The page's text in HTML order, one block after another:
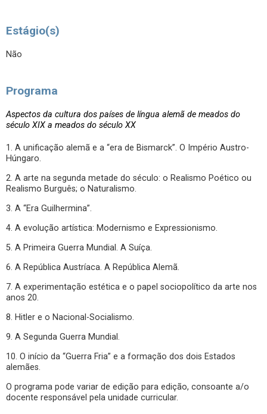
Estágio(s)
Não
Programa
Aspectos da cultura dos países de língua alemã de meados do
século XIX a meados do século XX
1. A unificação alemã e a “era de Bismarck”. O Império Austro-
Húngaro.
2. A arte na segunda metade do século: o Realismo Poético ou
Realismo Burguês; o Naturalismo.
3. A “Era Guilhermina”.
4. A evolução artística: Modernismo e Expressionismo.
5. A Primeira Guerra Mundial. A Suíça.
6. A República Austríaca. A República Alemã.
7. A experimentação estética e o papel sociopolítico da arte nos
anos 20.
8. Hitler e o Nacional-Socialismo.
9. A Segunda Guerra Mundial.
10. O início da “Guerra Fria” e a formação dos dois Estados
alemães.
O programa pode variar de edição para edição, consoante a/o
docente responsável pela unidade curricular.